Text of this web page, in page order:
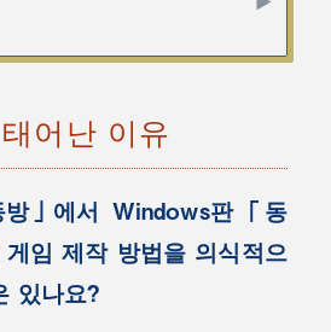
어난 이유
방」에서 Windows판 「동
게임 제작 방법을 의식적으
있나요?